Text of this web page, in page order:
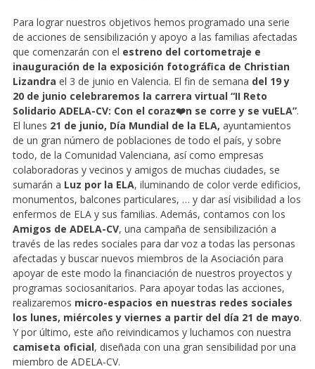
Para lograr nuestros objetivos hemos programado una serie
de acciones de sensibilización y apoyo a las familias afectadas
que comenzarán con el estreno del cortometraje e
inauguración de la exposición fotográfica de Christian
Lizandra el 3 de junio en Valencia. El fin de semana del 19 y
20 de junio celebraremos la carrera virtual “II Reto
Solidario ADELA-CV: Con el coraz❤️n se corre y se vuELA”.
El lunes 21 de junio, Día Mundial de la ELA, ayuntamientos
de un gran número de poblaciones de todo el país, y sobre
todo, de la Comunidad Valenciana, así como empresas
colaboradoras y vecinos y amigos de muchas ciudades, se
sumarán a Luz por la ELA, iluminando de color verde edificios,
monumentos, balcones particulares, … y dar así visibilidad a los
enfermos de ELA y sus familias. Además, contamos con los
Amigos de ADELA-CV, una campaña de sensibilización a
través de las redes sociales para dar voz a todas las personas
afectadas y buscar nuevos miembros de la Asociación para
apoyar de este modo la financiación de nuestros proyectos y
programas sociosanitarios. Para apoyar todas las acciones,
realizaremos micro-espacios en nuestras redes sociales
los lunes, miércoles y viernes a partir del día 21 de mayo.
Y por último, este año reivindicamos y luchamos con nuestra
camiseta oficial, diseñada con una gran sensibilidad por una
miembro de ADELA-CV.